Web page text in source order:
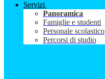
Servizi
Panoramica
Famiglie e studenti
Personale scolastico
Percorsi di studio